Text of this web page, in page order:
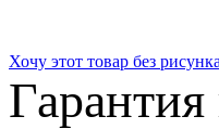
Хочу этот товар без рисунка
Гарантия